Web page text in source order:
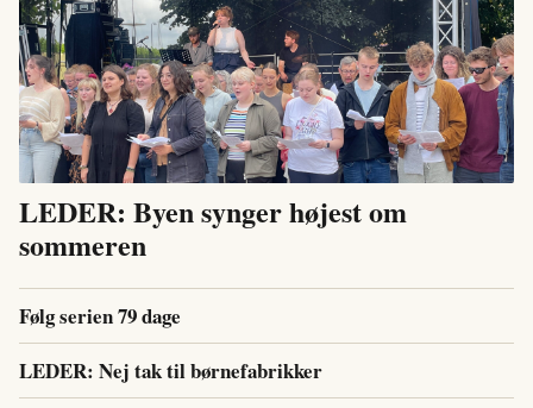
LEDER: Byen synger højest om
sommeren
Følg serien 79 dage
LEDER: Nej tak til børnefabrikker